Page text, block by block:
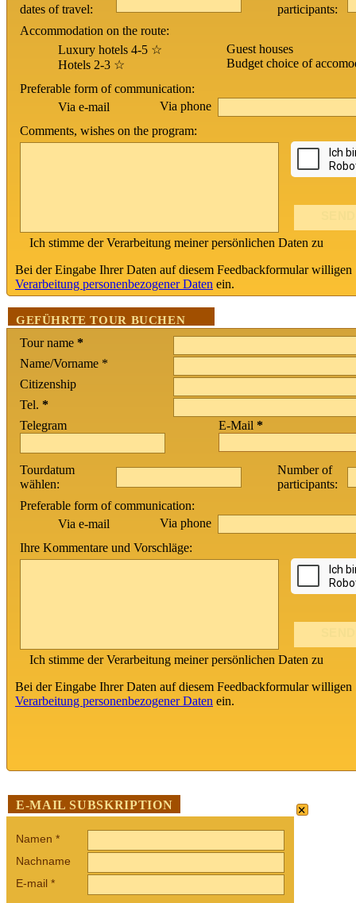
dates of travel:
participants:
Accommodation on the route:
Luxury hotels 4-5 ☆
Hotels 2-3 ☆
Guest houses
Budget choice of
Preferable form of communication:
Via e-mail
Via phone
Comments, wishes on the program:
Ich stimme der Verarbeitung meiner persönlichen Daten zu
Bei der Eingabe Ihrer Daten auf diesem Feedbackformular willigen
Verarbeitung personenbezogener Daten ein.
GEFÜHRTE TOUR BUCHEN
Tour name *
Name/Vorname *
Citizenship
Tel. *
Telegram
E-Mail *
Tourdatum
wählen:
Number of
participants:
Preferable form of communication:
Via e-mail
Via phone
Ihre Kommentare und Vorschläge:
Ich stimme der Verarbeitung meiner persönlichen Daten zu
Bei der Eingabe Ihrer Daten auf diesem Feedbackformular willigen
Verarbeitung personenbezogener Daten ein.
E-MAIL SUBSKRIPTION ×
Namen *
Nachname
E-mail *